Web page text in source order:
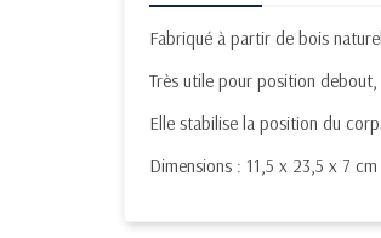
Fabriqué à partir de bois
Très utile pour position
Elle stabilise la position du
Dimensions : 11,5 x 23,5 x 7 cm